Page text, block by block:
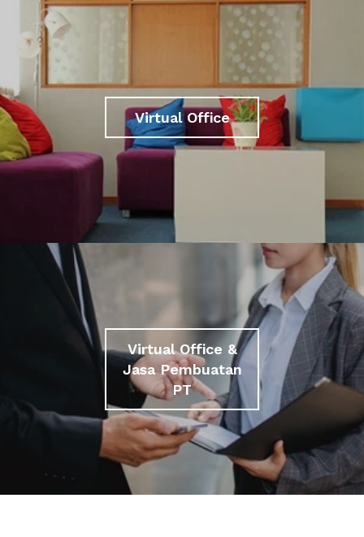
Virtual Office
Virtual Office &
Jasa Pembuatan
PT